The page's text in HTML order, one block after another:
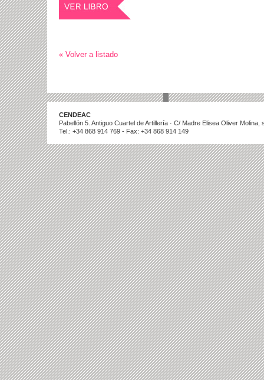
« Volver a listado
CENDEAC
Pabellón 5. Antiguo Cuartel de Artillería · C/ Madre Elisea Oliver
Tel.: +34 868 914 769 - Fax: +34 868 914 149